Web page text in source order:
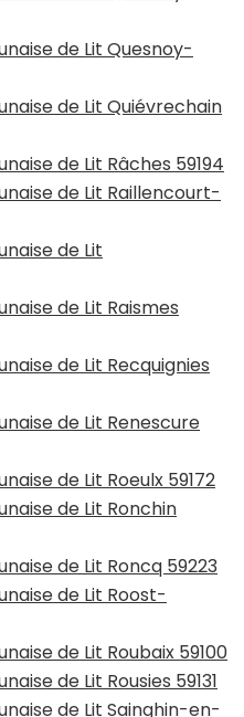
de Lit Quesnoy-
de Lit Quiévrechain
de Lit Râches 59194
de Lit Raillencourt-
de Lit
de Lit Raismes
de Lit Recquignies
de Lit Renescure
de Lit Roeulx 59172
de Lit Ronchin
de Lit Roncq 59223
de Lit Roost-
de Lit Roubaix 59100
de Lit Rousies 59131
de Lit Sainghin-en-